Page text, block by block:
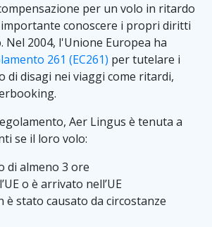
per un volo in ritardo
conoscere i propri diritti
Nel 2004, l'Unione Europea ha
261 (EC261) per tutelare i
di disagi nei viaggi come ritardi,
Aer Lingus è tenuta a
se il loro volo:
di almeno 3 ore
o è arrivato nell’UE
è stato causato da circostanze